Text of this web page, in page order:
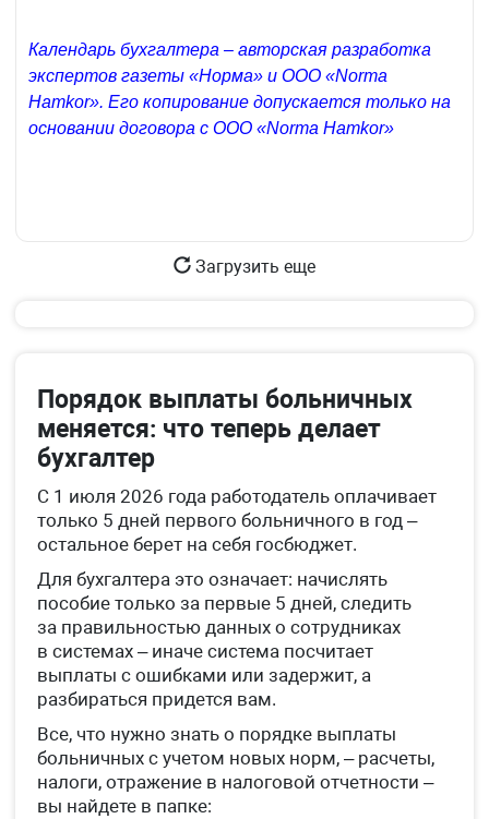
Календарь бухгалтера – авторская разработка
экспертов газеты «Норма» и ООО «Norma
Hamkor». Его копирование допускается только на
основании договора с ООО «Norma Hamkor»
Загрузить еще
Порядок выплаты больничных
меняется: что теперь делает
бухгалтер
С 1 июля 2026 года работодатель оплачивает
только 5 дней первого больничного в год –
остальное берет на себя госбюджет.
Для бухгалтера это означает: начислять
пособие только за первые 5 дней, следить
за правильностью данных о сотрудниках
в системах – иначе система посчитает
выплаты с ошибками или задержит, а
разбираться придется вам.
Все, что нужно знать о порядке выплаты
больничных с учетом новых норм, – расчеты,
налоги, отражение в налоговой отчетности –
вы найдете в папке: